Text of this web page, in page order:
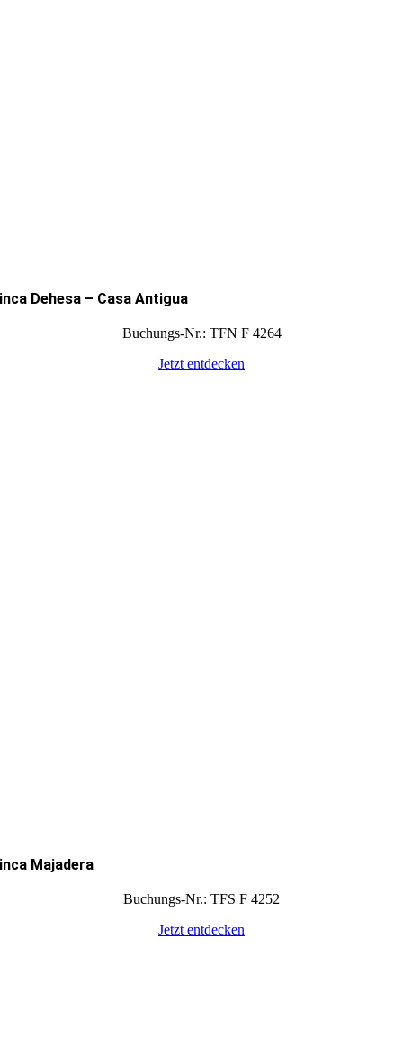
Dehesa – Casa Antigua
Buchungs-Nr.: TFN F 4264
Jetzt entdecken
Majadera
Buchungs-Nr.: TFS F 4252
Jetzt entdecken